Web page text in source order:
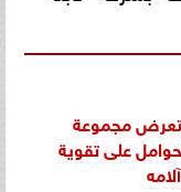
مجموعة
على تقوية